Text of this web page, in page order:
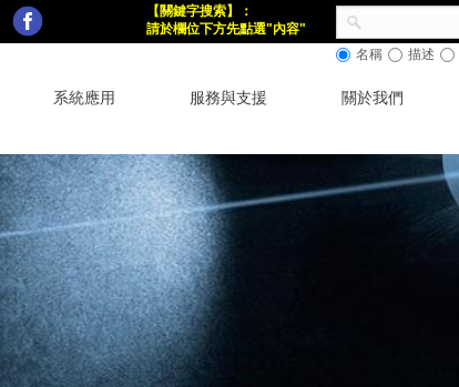
系統應用 服務與支援 關於我們
名稱 描述
【關鍵字搜索】
：
請於欄位下方先點選"內容"